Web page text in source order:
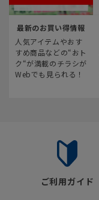
最新のお買い得情報
人気アイテムやおす
すめ商品などの“おト
ク“が満載のチラシが
Webでも見られる！
ご利用ガイド